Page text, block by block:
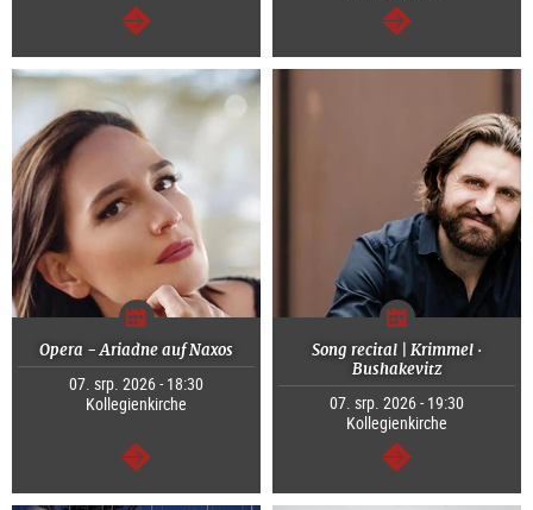
continue continue
Opera - Ariadne auf Naxos
07. srp. 2026 - 18:30
Kollegienkirche
continue
Song recital | Krimmel ·
Bushakevitz
07. srp. 2026 - 19:30
Kollegienkirche
continue